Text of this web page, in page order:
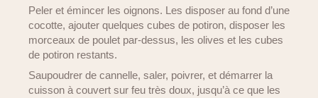
Peler et émincer les oignons. Les disposer au fond d’une
cocotte, ajouter quelques cubes de potiron, disposer les
morceaux de poulet par-dessus, les olives et les cubes
de potiron restants.
Saupoudrer de cannelle, saler, poivrer, et démarrer la
cuisson à couvert sur feu très doux, jusqu’à ce que les